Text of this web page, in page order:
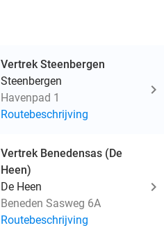
Vertrek Steenbergen
Steenbergen
Havenpad 1
Routebeschrijving
Vertrek Benedensas (De
Heen)
De Heen
Beneden Sasweg 6A
Routebeschrijving